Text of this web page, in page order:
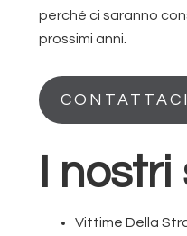
perché ci saranno
prossimi anni.
CONTATTACI
I
Vittime Della